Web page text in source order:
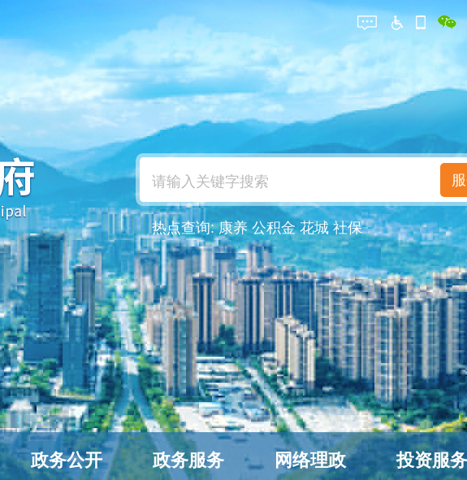
热点查询:康养 公积金 花城 社保
政务公开 政务服务 网络理政 投资服务